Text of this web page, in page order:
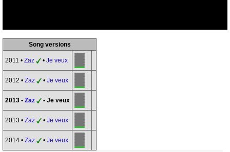
Song versions
2011 • Zaz • Je veux
2012 • Zaz • Je veux
2013 • Zaz • Je veux
2013 • Zaz • Je veux
2014 • Zaz • Je veux